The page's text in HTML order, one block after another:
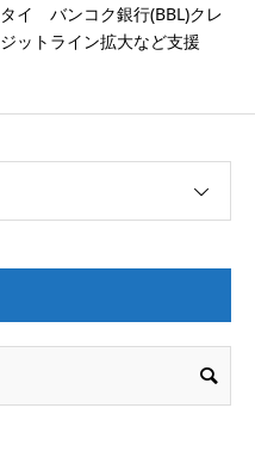
タイ バンコク銀行(BBL)クレ
ジットライン拡大など支援